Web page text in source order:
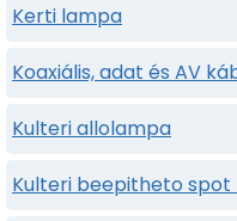
Kerti lampa
Koaxiális, adat és AV
Kulteri allolampa
Kulteri beepitheto